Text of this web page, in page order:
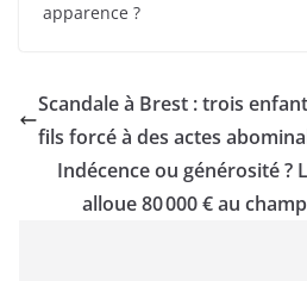
apparence ?
Scandale à Brest : trois
fils forcé à des actes
Indécence ou générosité ?
alloue 80 000 € au